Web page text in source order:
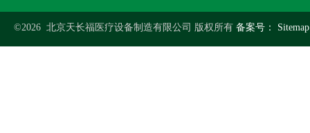
©2026 北京天长福医疗设备制造有限公司 版权所有 备案号：